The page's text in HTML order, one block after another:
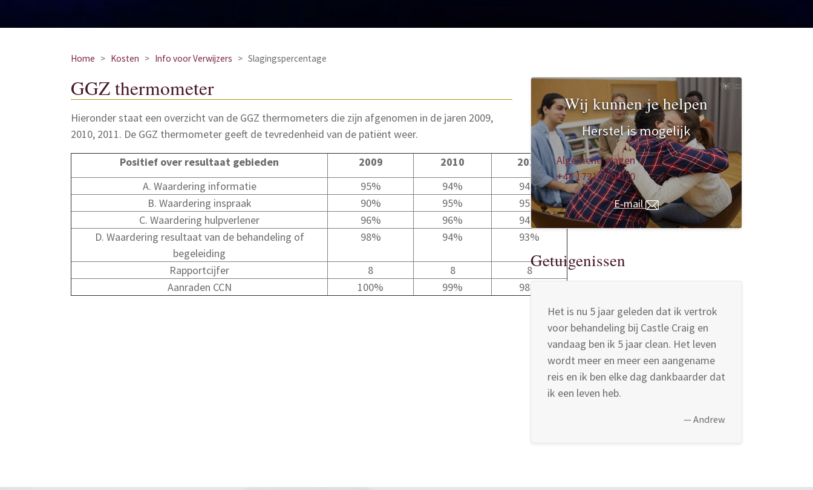
Home > Kosten > Info voor Verwijzers > Slagingspercentage
GGZ thermometer
Hieronder staat een overzicht van de GGZ thermometers die zijn afgenomen in de jaren 2009,
2010, 2011. De GGZ thermometer geeft de tevredenheid van de patiënt weer.
Positief over resultaat gebieden
2009 2010
2011
A. Waardering informatie
95% 94%
94%
B. Waardering inspraak
90% 95%
95%
C. Waardering hulpverlener
96% 96%
94%
D. Waardering resultaat van de behandeling of
begeleiding
98% 94% 93%
Rapportcijfer 8 8
8
Aanraden CCN
100% 99% 98%
Wij kunnen je helpen
Herstel is mogelijk
Algemene vragen
+44 1721 620 020
E-mail
Getuigenissen
Het is nu 5 jaar geleden dat ik vertrok
voor behandeling bij Castle Craig en
vandaag ben ik 5 jaar clean. Het leven
wordt meer en meer een aangename
reis en ik ben elke dag dankbaarder dat
ik een leven heb.
—Andrew